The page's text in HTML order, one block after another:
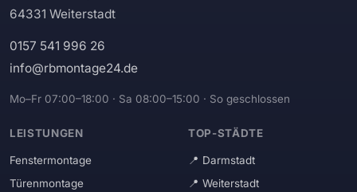
64331 Weiterstadt
0157 541 996 26
info@rbmontage24.de
Mo–Fr 07:00–18:00 · Sa 08:00–15:00 · So geschlossen
LEISTUNGEN
Fenstermontage
Türenmontage
TOP-STÄDTE
Darmstadt
Weiterstadt